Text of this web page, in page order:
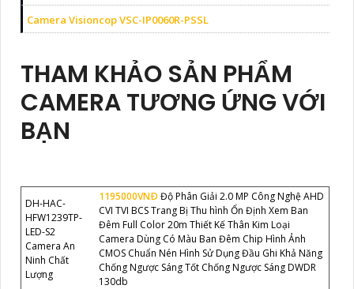
Camera Visioncop VSC-IP0060R-PSSL
THAM KHẢO SẢN PHẨM
CAMERA TƯƠNG ỨNG VỚI
BẠN
DH-HAC-
HFW1239TP-
LED-S2
Camera An
Ninh Chất
Lượng
1195000VNÐ Độ Phân Giải 2.0 MP Công Nghệ AHD
CVI TVI BCS Trang Bị Thu hình Ổn Định Xem Ban
Đêm Full Color 20m Thiết Kế Thân Kim Loại
Camera Dùng Có Màu Ban Đêm Chip Hình Ảnh
CMOS Chuẩn Nén Hình Sử Dụng Đầu Ghi Khả Năng
Chống Ngược Sáng Tốt Chống Ngược Sáng DWDR
130db